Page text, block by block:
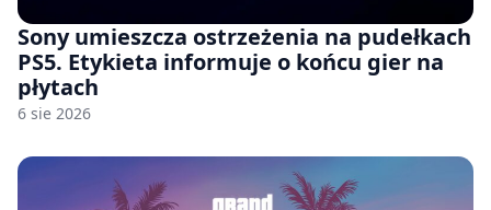
Sony umieszcza ostrzeżenia na pudełkach
PS5. Etykieta informuje o końcu gier na
płytach
6 sie 2026